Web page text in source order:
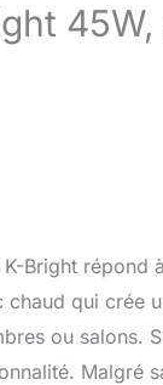
Bright
qui crée
ou salons.
Malgré